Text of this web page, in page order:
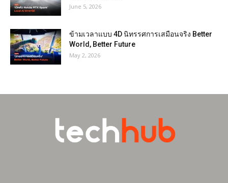
June 5, 2026
ข้ามเวลาแบบ 4D นิทรรศการเสมือนจริง Better
World, Better Future
May 2, 2026